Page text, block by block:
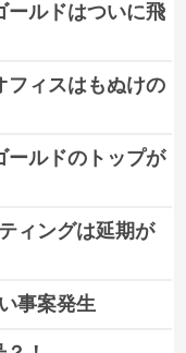
腾跃菲凡科技有
ればすでに深セ
プランスゴールド
なくなったようで
ールドはついに飛
出金申請を再開し
フィスはもぬけの
がもぬけの殻に
た。
ールドのトップが
移動させている模
ロックと
ィングは延期が
ドバイミーティ
事案発生